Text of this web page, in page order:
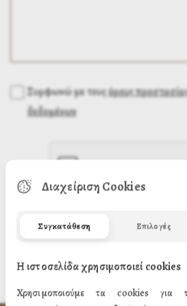
Συμφωνώ με τουςόρους
δεδομένων
Διαχείριση Cookies
Συγκατάθεση Επιλογές
Η ιστοσελίδα χρησιμοποιεί cookies
Χρησιμοποιούμε τα cookies για